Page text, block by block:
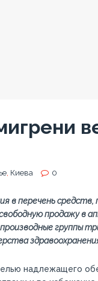
, Киева 0
в перечень
продажу в
группы
надлежащего